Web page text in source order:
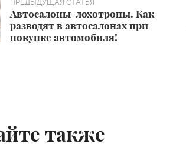
Автосалоны-лохотроны. Как
разводят в автосалонах при
покупке автомобиля!
также